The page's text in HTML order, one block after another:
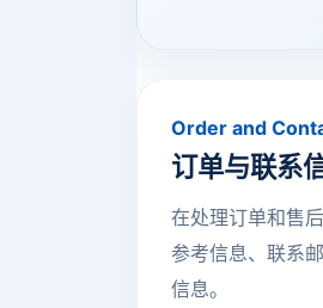
Order and
订单与联系
在处理订单和售
参考信息、联系
信息。